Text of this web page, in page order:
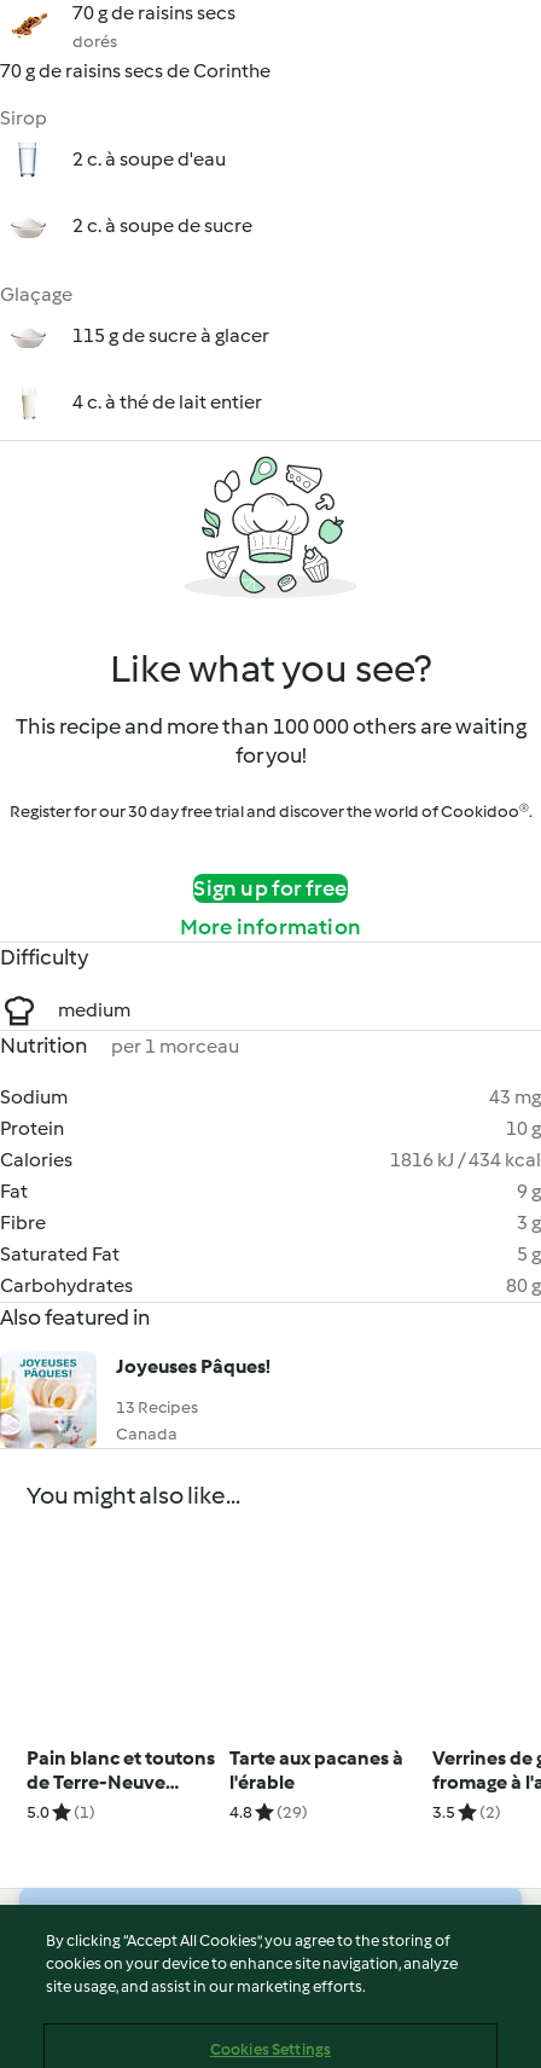
70 g de raisins secs
dorés
70 g de raisins secs de Corinthe
Sirop
2 c. à soupe d'eau
2 c. à soupe de sucre
Glaçage
115 g de sucre à glacer
4 c. à thé de lait entier
Like what you see?
This recipe and more than 100 000 others are waiting
for you!
Register for our 30 day free trial and discover the world of Cookidoo®.
Sign up for free
More information
Difficulty
medium
Nutrition per 1 morceau
Sodium
43 mg
Protein
10 g
Calories
1816 kJ / 434 kcal
Fat
9 g
Fibre
3 g
Saturated Fat
5 g
Carbohydrates
80 g
Also featured in
Joyeuses Pâques!
13 Recipes
Canada
You might also like...
Pain blanc et toutons
de Terre-Neuve
(Frybread)
5.0 (1)
Tarte aux pacanes à
l'érable
4.8 (29)
Verrines de
fromage à
3.5 (2)
© Copyright 2026
Terms of Service
By clicking “Accept All Cookies”, you agree to the storing of
cookies on your device to enhance site navigation, analyze
site usage, and assist in our marketing efforts.
Cookies Settings